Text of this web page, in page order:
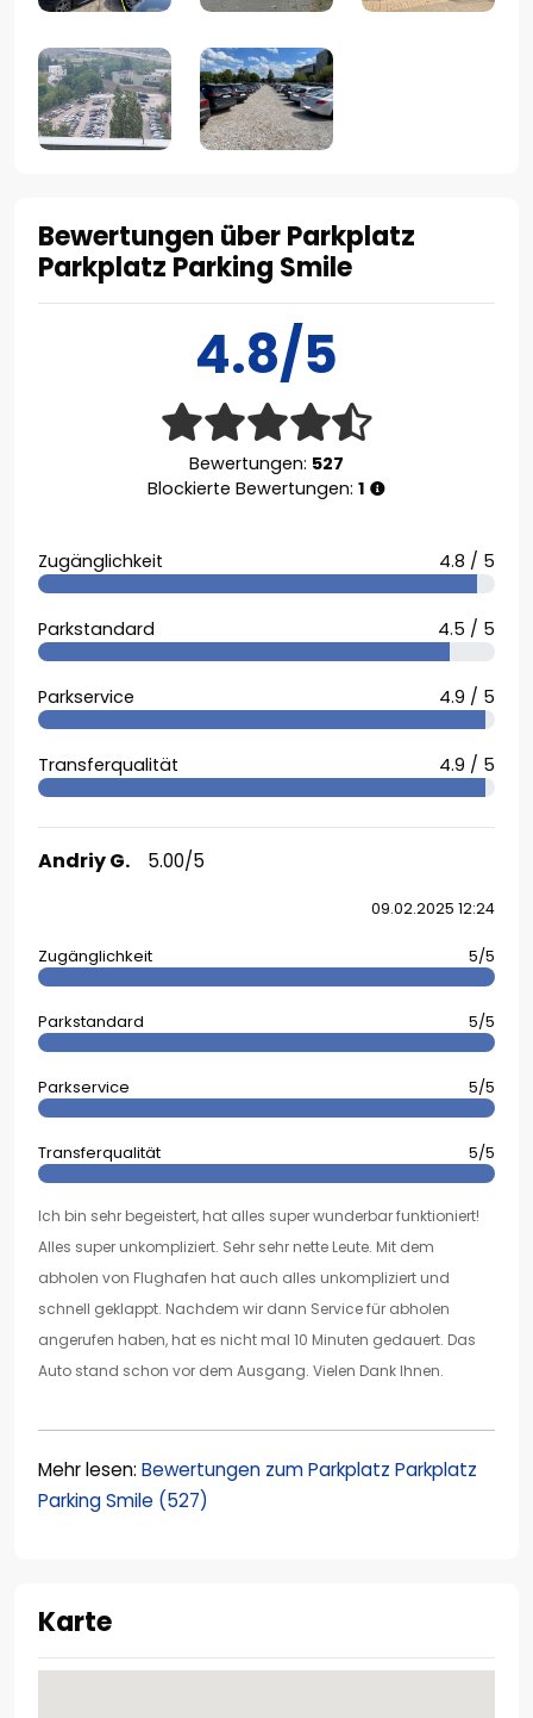
Bewertungen über Parkplatz
Parkplatz Parking Smile
4.8/5
Bewertungen: 527
Blockierte Bewertungen: 1
Zugänglichkeit 4.8 / 5
Parkstandard 4.5 / 5
Parkservice 4.9 / 5
Transferqualität 4.9 / 5
Andriy G. 5.00/5
09.02.2025 12:24
Zugänglichkeit 5/5
Parkstandard 5/5
Parkservice 5/5
Transferqualität 5/5
Ich bin sehr begeistert, hat alles super wunderbar funktioniert!
Alles super unkompliziert. Sehr sehr nette Leute. Mit dem
abholen von Flughafen hat auch alles unkompliziert und
schnell geklappt. Nachdem wir dann Service für abholen
angerufen haben, hat es nicht mal 10 Minuten gedauert. Das
Auto stand schon vor dem Ausgang. Vielen Dank Ihnen.
Mehr lesen: Bewertungen zum Parkplatz Parkplatz
Parking Smile (527)
Karte